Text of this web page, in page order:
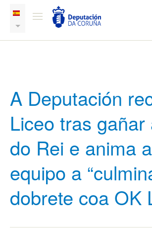
A Deputación
Liceo tras
do Rei e anima
equipo a
dobrete coa OK